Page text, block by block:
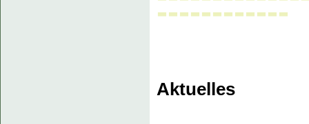
------------
Aktuelles